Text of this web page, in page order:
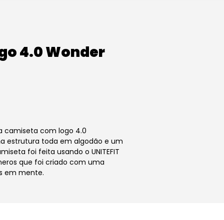
4.0 Wonder
camiseta com logo 4.0
estrutura toda em algodão e um
foi feita usando o UNITEFIT
que foi criado com uma
em mente.